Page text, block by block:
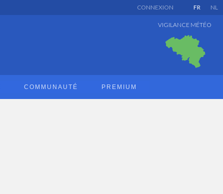
FR NL
CONNEXION
VIGILANCE MÉTÉO
COMMUNAUTÉ PREMIUM